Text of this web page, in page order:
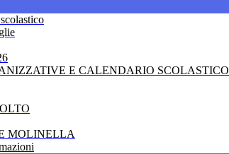
E CALENDARIO SCOLASTICO
MOLINELLA